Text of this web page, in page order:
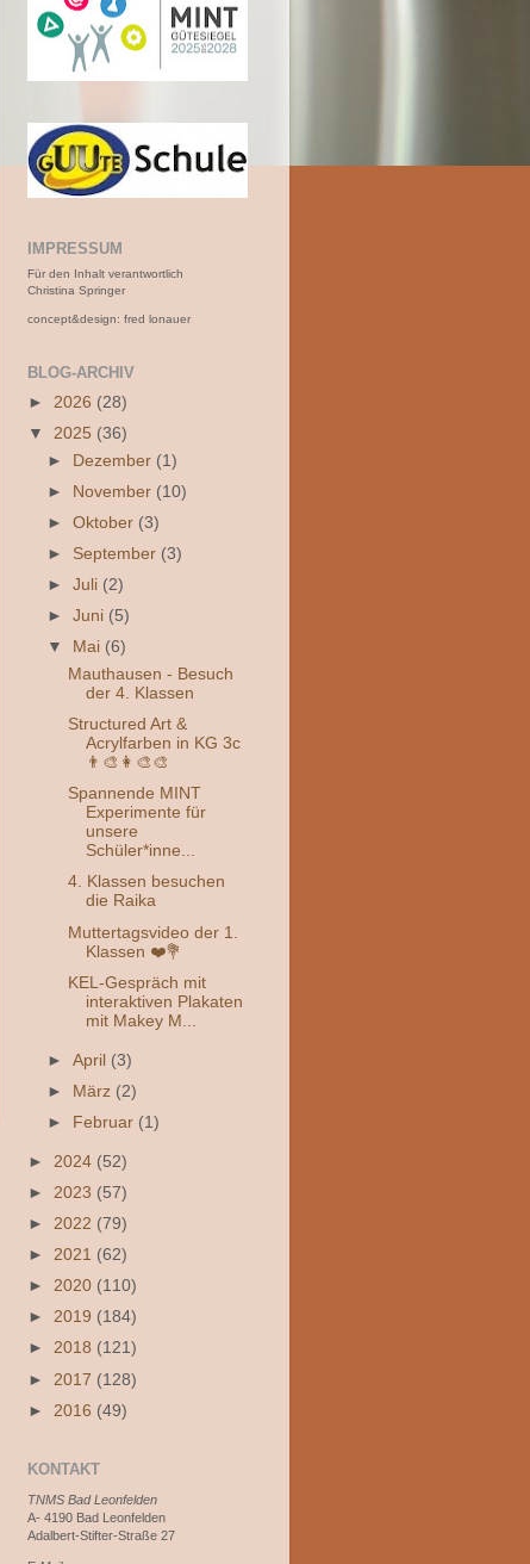
IMPRESSUM
Für den Inhalt verantwortlich
Christina Springer
concept&design: fred lonauer
BLOG-ARCHIV
► 2026 (28)
▼ 2025 (36)
► Dezember (1)
► November (10)
►Oktober (3)
► September (3)
►Juli (2)
►Juni (5)
▼
Mai (6)
Mauthausen - Besuch
der 4. Klassen
Structured Art &
Acrylfarben in KG 3c
👨‍🎨👩‍🎨🎨
Spannende MINT
Experimente für
unsere
Schüler*inne...
4. Klassen besuchen
die Raika
Muttertagsvideo der 1.
Klassen ❤️💐
KEL-Gespräch mit
interaktiven Plakaten
mit Makey M...
►April (3)
► März (2)
►
Februar (1)
► 2024 (52)
► 2023 (57)
► 2022 (79)
► 2021 (62)
► 2020 (110)
► 2019 (184)
► 2018 (121)
► 2017 (128)
► 2016 (49)
KONTAKT
TNMS Bad Leonfelden
A- 4190 Bad Leonfelden
Adalbert-Stifter-Straße 27